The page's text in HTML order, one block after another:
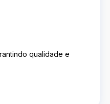
qualidade e